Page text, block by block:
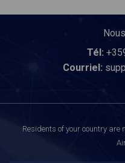
Tél:
Courriel:
Residents of your country